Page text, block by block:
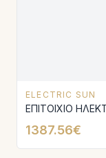
ELECTRIC SUN
ΕΠΙΤΟΙΧΙΟ
1387.56€